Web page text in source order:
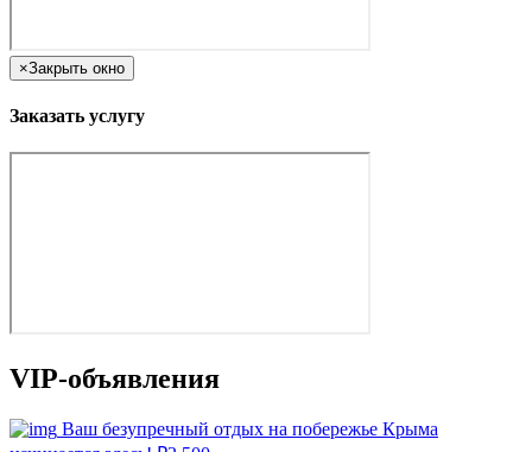
×Закрыть окно
Заказать услугу
VIP-объявления
Ваш безупречный отдых на побережье Крыма